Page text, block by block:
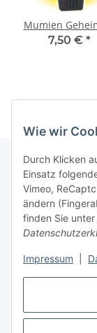
Wie wir
Durch Klicken
Einsatz
Vimeo,
ändern
finden Sie unter
Impressum
Mumien
7,50 € *
Informationen
Gesetzliche